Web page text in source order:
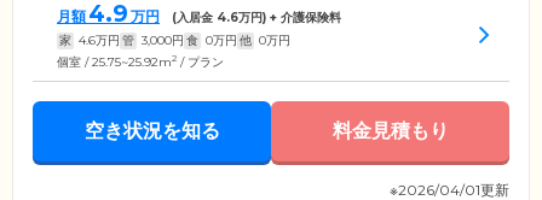
月額 4.9 万円 (入居金 4.6万円) + 介護保険料
家 4.6万円 管 3,000円 食 0万円 他 0万円
個室 / 25.75~25.92m2 / プラン
空き状況を知る 料金見積もり
※2026/04/01更新